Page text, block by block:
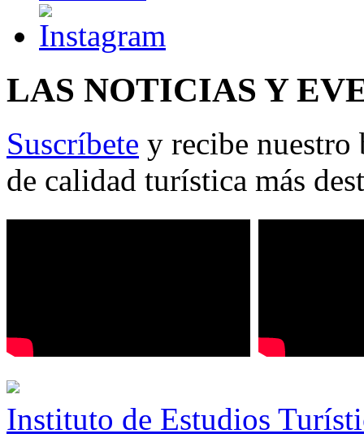
LAS NOTICIAS Y
Suscríbete y recibe nuestro
de calidad turística más
Instituto de Estudios